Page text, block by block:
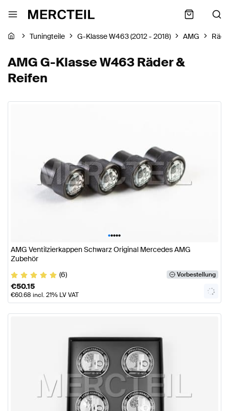
Tuningteile G-Klasse W463 (2012 - 2018) AMG
AMG G-Klasse W463 Räder &
Reifen
•••••
AMG Ventilzierkappen Schwarz Original Mercedes AMG
Zubehör
(6)
Vorbestellung
€50.15
€60.68 incl. 21% LV VAT